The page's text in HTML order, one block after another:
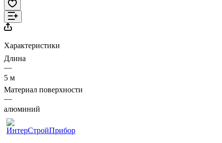
Характеристики
Длина
—
5 м
Материал поверхности
—
алюминий